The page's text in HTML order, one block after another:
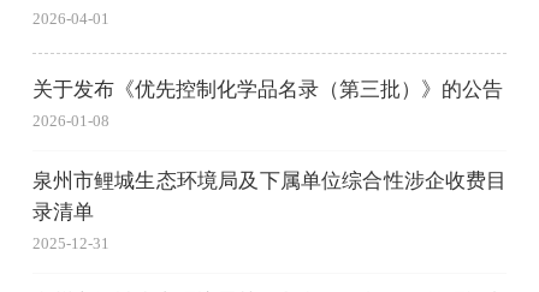
2026-04-01
关于发布《优先控制化学品名录（第三批）》的公告
2026-01-08
泉州市鲤城生态环境局及下属单位综合性涉企收费目
录清单
2025-12-31